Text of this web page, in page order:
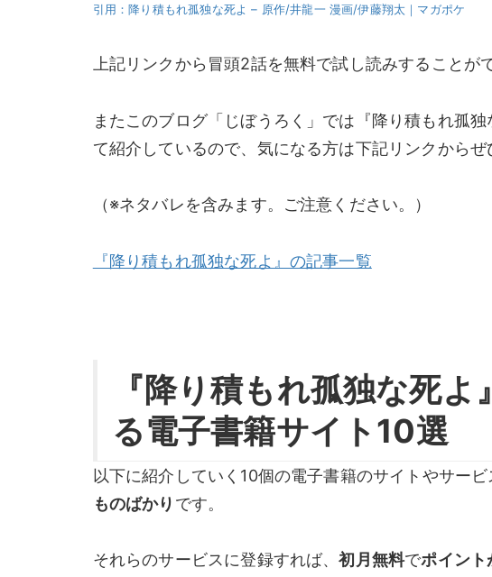
引用：降り積もれ孤独な死よ – 原作/井龍一 漫画/伊藤翔太｜マガポケ
上記リンクから冒頭2話を無料で試し読みすることが
またこのブログ「じぼうろく」では『降り積もれ孤
て紹介しているので、気になる方は下記リンクからぜ
（※ネタバレを含みます。ご注意ください。）
『降り積もれ孤独な死よ』の記事一覧
『降り積もれ孤独な死
る電子書籍サイト10選
以下に紹介していく10個の電子書籍のサイトやサービ
ものばかり です。
それらのサービスに登録すれば、初月無料でポイント